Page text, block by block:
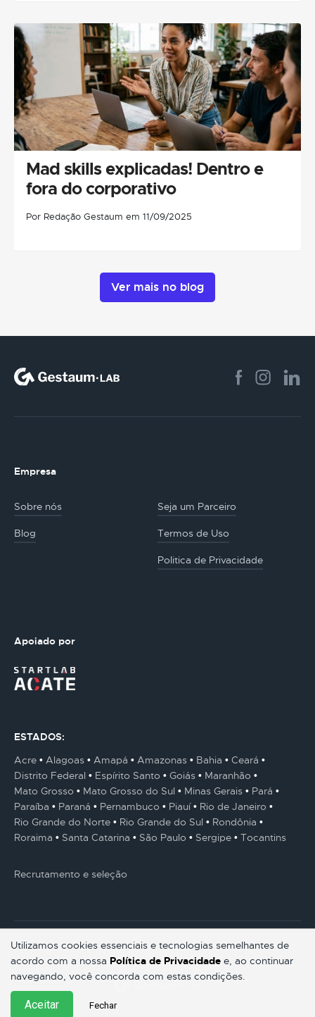
Mad skills explicadas! Dentro e
fora do corporativo
Por Redação Gestaum em 11/09/2025
Ver mais no blog
Utilizamos cookies essenciais e tecnologias semelhantes de
acordo com a nossa Política de Privacidade e, ao continuar
navegando, você concorda com estas condições.
Aceitar Fechar
Empresa
Sobre nós Seja um Parceiro
Blog Termos de Uso
Politica de Privacidade
Apoiado por
ESTADOS:
Acre
Alagoas Amapá Amazonas Bahia
Ceará
Distrito Federal
Espírito Santo Goiás
Maranhão
Mato Grosso
Mato Grosso do Sul Minas Gerais
Pará
Paraíba
Paraná Pernambuco Piauí
Rio de Janeiro
Rio Grande do Norte
Rio Grande do Sul
Rondônia
Roraima
Santa Catarina São Paulo Sergipe Tocantins
Recrutamento e seleção
© Gestaum Lab ® Todos os direitos reservados.